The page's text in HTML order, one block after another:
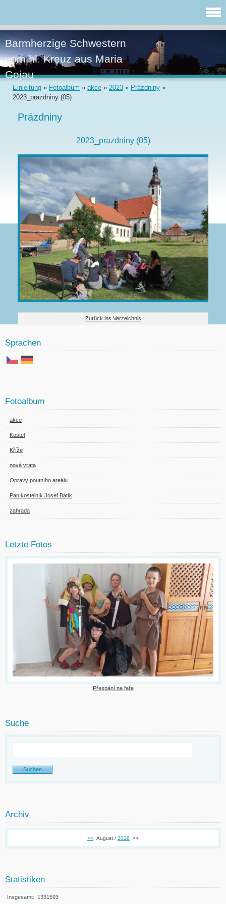
Barmherzige Schwestern
vom hl. Kreuz aus Maria
Gojau
Einleitung » Fotoalbum » akce » 2023 » Prázdniny »
2023_prazdniny (05)
Prázdniny
2023_prazdniny (05)
Zurück ins Verzeichnis
Sprachen
Fotoalbum
akce
Kostel
Kříže
nová vrata
Opravy poutního areálu
Pan kostelník Josef Batík
zahrada
Letzte Fotos
Přespání na faře
Suche
Archiv
<< August / 2026 >>
Statistiken
Insgesamt: 1331593